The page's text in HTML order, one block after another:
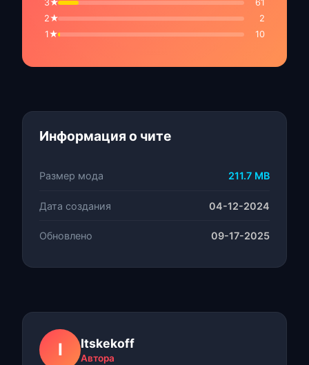
3★
61
2★
2
1★
10
Информация о чите
Размер мода 211.7 MB
Дата создания 04-12-2024
Обновлено 09-17-2025
I Itskekoff
Автора